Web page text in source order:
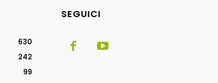
630
242
99
SEGUICI